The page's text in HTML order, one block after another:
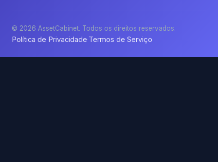
© 2026 AssetCabinet. Todos os direitos reservados.
Política de Privacidade·Termos de Serviço